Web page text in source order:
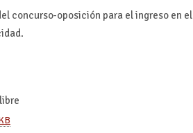
concurso-oposición para el ingreso en el